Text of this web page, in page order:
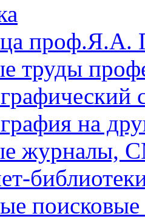
проф.Я.А.
труды
на
журналы,